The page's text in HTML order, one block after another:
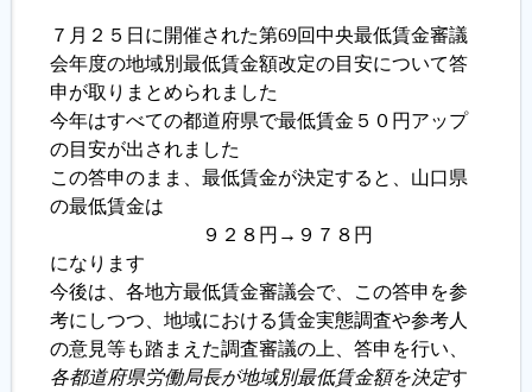
各種セミナー
履歴書ジェネレーター
７月２５日に開催された第69回中央最低賃金審議
会年度の地域別最低賃金額改定の目安について答
申が取りまとめられました
今年はすべての都道府県で最低賃金５０円アップ
の目安が出されました
この答申のまま、最低賃金が決定すると、山口県
の最低賃金は
９２８円→９７８円
になります
今後は、各地方最低賃金審議会で、この答申を参
考にしつつ、地域における賃金実態調査や参考人
の意見等も踏まえた調査審議の上、答申を行い、
各都道府県労働局長が地域別最低賃金額を決定す